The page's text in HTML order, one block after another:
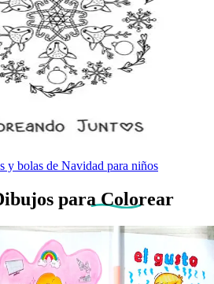
y bolas de Navidad para niños
para Colorear